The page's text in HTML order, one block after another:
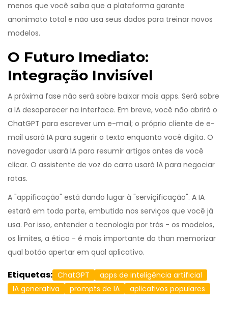
menos que você saiba que a plataforma garante
anonimato total e não usa seus dados para treinar novos
modelos.
O Futuro Imediato:
Integração Invisível
A próxima fase não será sobre baixar mais apps. Será sobre
a IA desaparecer na interface. Em breve, você não abrirá o
ChatGPT para escrever um e-mail; o próprio cliente de e-
mail usará IA para sugerir o texto enquanto você digita. O
navegador usará IA para resumir artigos antes de você
clicar. O assistente de voz do carro usará IA para negociar
rotas.
A "appificação" está dando lugar à "serviçificação". A IA
estará em toda parte, embutida nos serviços que você já
usa. Por isso, entender a tecnologia por trás - os modelos,
os limites, a ética - é mais importante do than memorizar
qual botão apertar em qual aplicativo.
Etiquetas: ChatGPT
apps de inteligência artificial
IA generativa
prompts de IA aplicativos populares